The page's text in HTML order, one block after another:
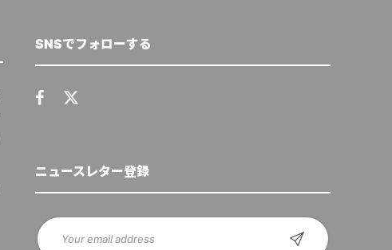
SNSでフォローする
ニュースレター登録